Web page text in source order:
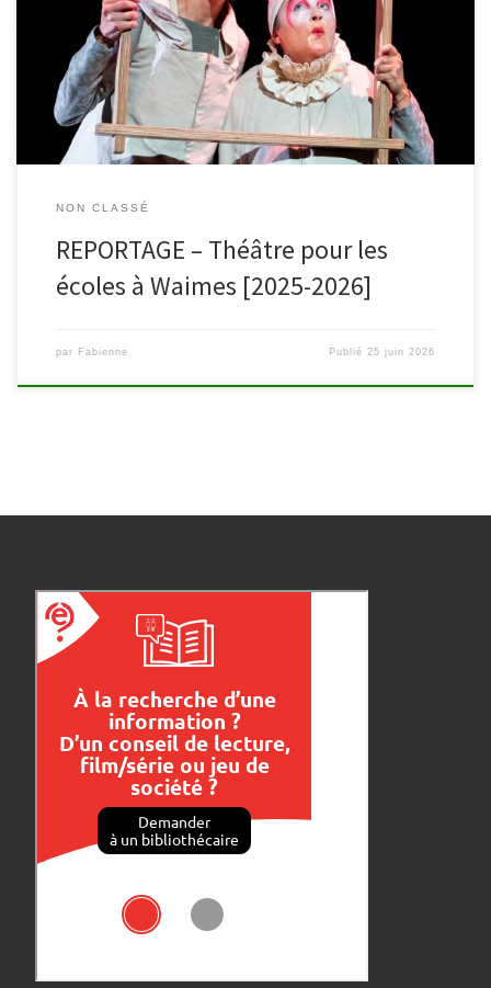
revenir en mots et en images sur un printemps placé sous le signe
du théâtre. Les élèves des écoles maternelles et primaires de la
Commune de […]
NON CLASSÉ
REPORTAGE – Théâtre pour les
écoles à Waimes [2025-2026]
par Fabienne Publié 25 juin 2026